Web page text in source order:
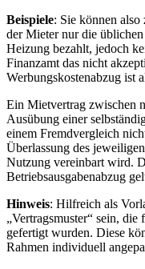
Beispiele: Sie können
der Mieter nur die
Heizung bezahlt, jedoch
Finanzamt das nicht
Werbungskostenabzug ist
Ein Mietvertrag zwischen
Ausübung einer
einem Fremdvergleich
Überlassung des
Nutzung vereinbart wird.
Betriebsausgabenabzug
Hinweis: Hilfreich als
„Vertragsmuster“ sein,
gefertigt wurden. Diese
Rahmen individuell